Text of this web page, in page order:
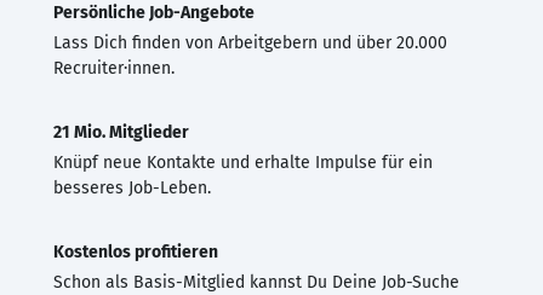
Persönliche Job-Angebote
Lass Dich finden von Arbeitgebern und über 20.000
Recruiter·innen.
21 Mio. Mitglieder
Knüpf neue Kontakte und erhalte Impulse für ein
besseres Job-Leben.
Kostenlos profitieren
Schon als Basis-Mitglied kannst Du Deine Job-Suche